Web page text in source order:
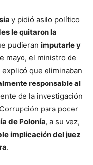
y pidió asilo político
le quitaron la
pudieran imputarle y
mayo, el ministro de
explicó que eliminaban
responsable al
de la investigación
para poder
de Polonía, a su vez,
implicación del juez
.